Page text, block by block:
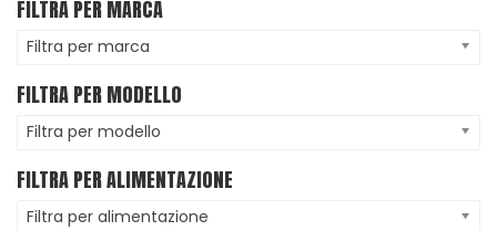
FILTRA PER MARCA
Filtra per marca
FILTRA PER MODELLO
Filtra per modello
FILTRA PER ALIMENTAZIONE
Filtra per alimentazione